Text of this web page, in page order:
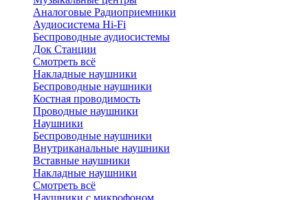
Аналоговые Радиоприемники
Аудиосистема Hi-Fi
Беспроводные аудиосистемы
Док Станции
Смотреть всё
Накладные наушники
Беспроводные наушники
Костная проводимость
Проводные наушники
Наушники
Беспроводные наушники
Внутриканальные наушники
Вставные наушники
Накладные наушники
Смотреть всё
Наушники с микрофоном